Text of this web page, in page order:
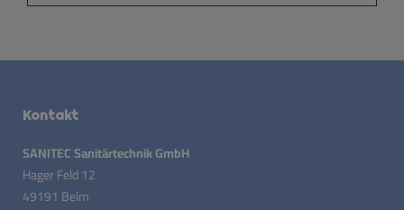
Kontakt
SANITEC Sanitärtechnik GmbH
Hager Feld 12
49191 Belm